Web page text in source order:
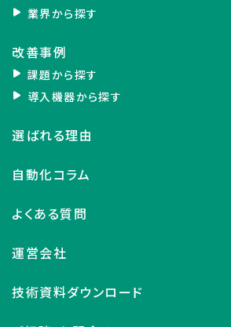
業界から探す
改善事例
課題から探す
導入機器から探す
選ばれる理由
自動化コラム
よくある質問
運営会社
技術資料ダウンロード